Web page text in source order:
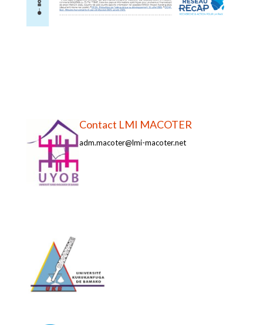
Contact LMI MACOTER
adm.macoter@lmi-macoter.net